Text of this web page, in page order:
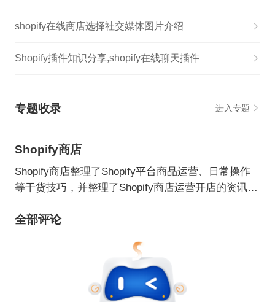
shopify在线商店选择社交媒体图片介绍
Shopify插件知识分享,shopify在线聊天插件
专题收录 进入专题
Shopify商店
Shopify商店整理了Shopify平台商品运营、日常操作
等干货技巧，并整理了Shopify商店运营开店的资讯，
全部评论